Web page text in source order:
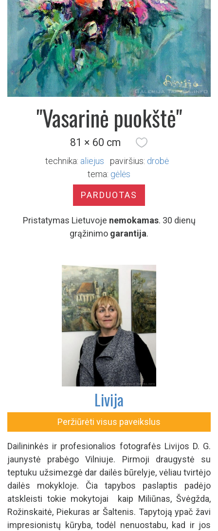
"Vasarinė puokštė"
81 × 60 cm
technika: aliejus paviršius: drobė
tema: gėlės
PARDUOTAS
Pristatymas Lietuvoje nemokamas. 30 dienų
grąžinimo garantija.
Livija
Peržiūrėti visus paveikslus
Dailininkės ir profesionalios fotografės Livijos D. G.
jaunystė prabėgo Vilniuje. Pirmoji draugystė su
teptuku užsimezgė dar dailės būrelyje, vėliau tvirtėjo
dailės mokykloje. Čia tapybos paslaptis padėjo
atskleisti tokie mokytojai kaip Miliūnas, Švėgžda,
Rožinskaitė, Piekuras ar Šaltenis. Tapytoją ypač žavi
impresionistų kūryba, todėl nenuostabu, kad ir jos